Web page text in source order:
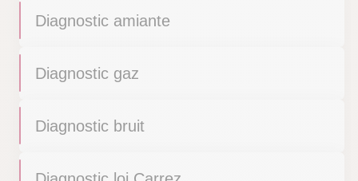
Diagnostic amiante
Diagnostic gaz
Diagnostic bruit